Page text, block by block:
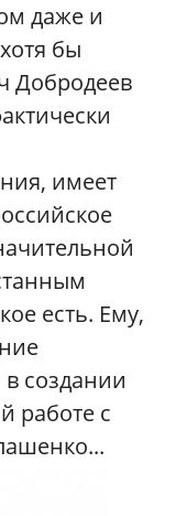
даже и
бы
Добродеев
имеет
есть. Ему,
создании
работе с